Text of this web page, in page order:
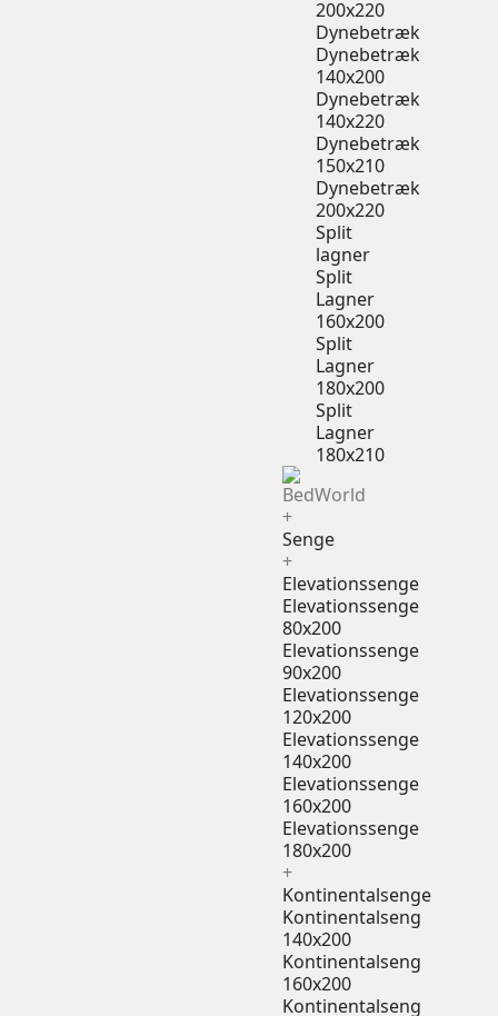
200x220
Dynebetræk
Dynebetræk
140x200
Dynebetræk
140x220
Dynebetræk
150x210
Dynebetræk
200x220
Split
lagner
Split
Lagner
160x200
Split
Lagner
180x200
Split
Lagner
180x210
+
Senge
+
Elevationssenge
Elevationssenge
80x200
Elevationssenge
90x200
Elevationssenge
120x200
Elevationssenge
140x200
Elevationssenge
160x200
Elevationssenge
180x200
+
Kontinentalsenge
Kontinentalseng
140x200
Kontinentalseng
160x200
Kontinentalseng